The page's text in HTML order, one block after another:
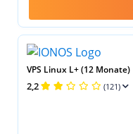
VPS Linux L+ (12 Monate)
2,2 (121)